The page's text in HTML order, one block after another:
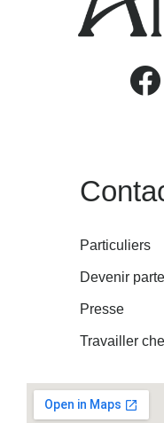
Particuliers
Devenir
Presse
Travailler